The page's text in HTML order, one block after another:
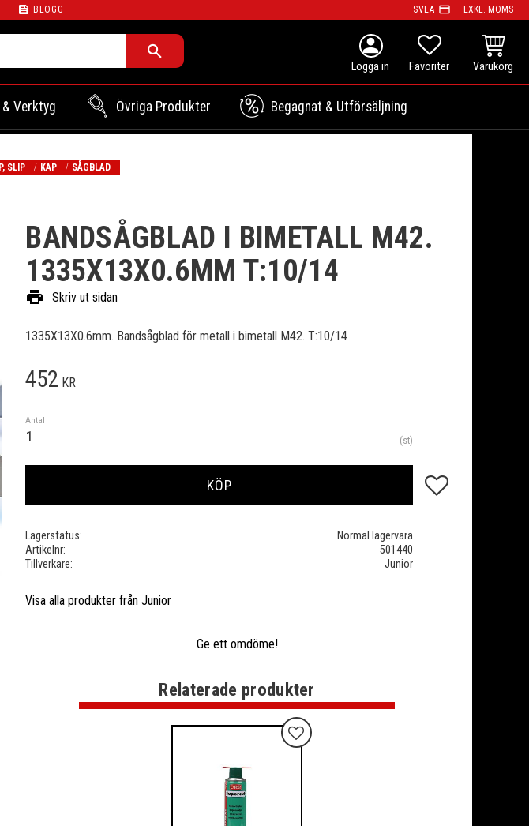
feed BLOGG SVEA payment EXKL. MOMS
person
FAVORITER
Verktyg Övriga Produkter Begagnat & Utförsäljning
SLIP KAP SÅGBLAD
BANDSÅGBLAD I BIMETALL M42.
1335X13X0.6MM T:10/14
print Skriv ut sidan
1335X13X0.6mm. Bandsågblad för metall i bimetall M42. T:10/14
452 KR
Antal
st
KÖP Lägg till i favoriter
Lagerstatus
Normal lagervara
Artikelnr
501440
Tillverkare
Junior
Visa alla produkter från Junior
Ge ett omdöme!
Relaterade produkter
Lägg till i favoriter